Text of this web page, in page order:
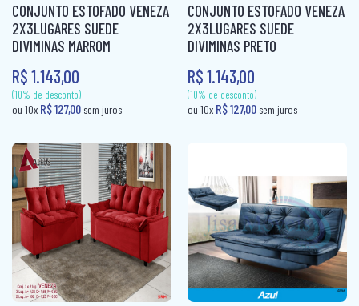
(10% de desconto)
ou 10xR$ 319,80 sem juros
(10% de desconto)
ou 10xR$ 127,00sem
CONJUNTO ESTOFADO VENEZA
2X3LUGARES SUEDE
DIVIMINAS MARROM
R$ 1.143,00
CONJUNTO ESTOFADO VENEZA
2X3LUGARES SUEDE
DIVIMINAS PRETO
R$ 1.143,00